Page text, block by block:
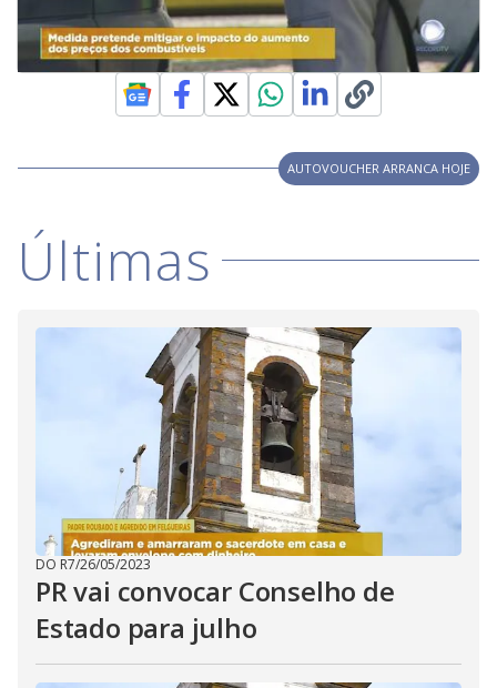
AUTOVOUCHER ARRANCA HOJE
Últimas
DO R7/26/05/2023
PR vai convocar Conselho de
Estado para julho